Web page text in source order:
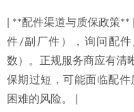
| **配件渠道与质保政策
件/副厂件），询问配
数）。正规服务商应有清
保期过短，可能面临配
困难的风险。 |